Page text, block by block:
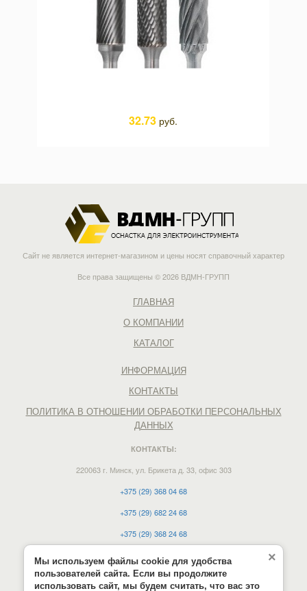
32.73 руб.
Сайт не является интернет-магазином и цены носят справочный характер
Все права защищены © 2026 ВДМН-ГРУПП
ГЛАВНАЯ
О КОМПАНИИ
КАТАЛОГ
ИНФОРМАЦИЯ
КОНТАКТЫ
ПОЛИТИКА В ОТНОШЕНИИ ОБРАБОТКИ ПЕРСОНАЛЬНЫХ
ДАННЫХ
КОНТАКТЫ:
220063 г. Минск, ул. Брикета д. 33, офис 303
+375 (29) 368 04 68
+375 (29) 682 24 68
+375 (29) 368 24 68
e-mail:
vdmn12@mail.ru
Время работы:
×
Мы используем файлы cookie для удобства
пользователей сайта. Если вы продолжите
использовать сайт, мы будем считать, что вас это